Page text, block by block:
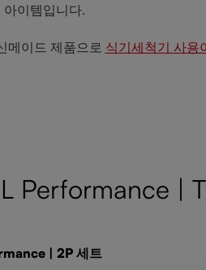
이템입니다.
메이드 제품으로 식기세척기 사용
Performance |
뛰기 | 2P 세트